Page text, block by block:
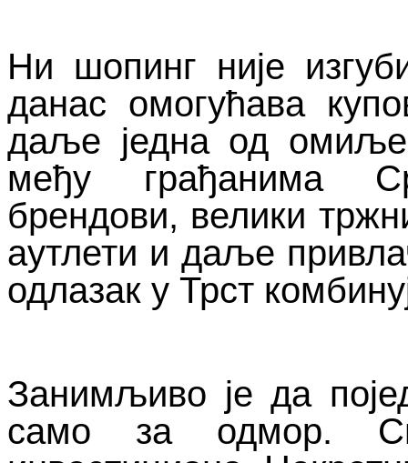
Ни шопинг није
данас омогућава
даље једна од
међу грађанима
брендови, велики
аутлети и даље
одлазак у Трст
Занимљиво је да
само за одмор.